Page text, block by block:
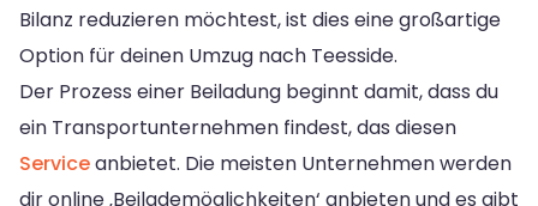
Bilanz reduzieren möchtest, ist dies eine großartige
Option für deinen Umzug nach Teesside.
Der Prozess einer Beiladung beginnt damit, dass du
ein Transportunternehmen findest, das diesen
Serviceanbietet. Die meisten Unternehmen werden
dir online ‚Beilademöglichkeiten‘ anbieten und es gibt